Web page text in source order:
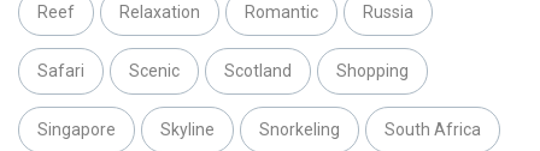
Reef Relaxation Romantic Russia
Safari Scenic Scotland Shopping
Singapore Skyline Snorkeling South Africa